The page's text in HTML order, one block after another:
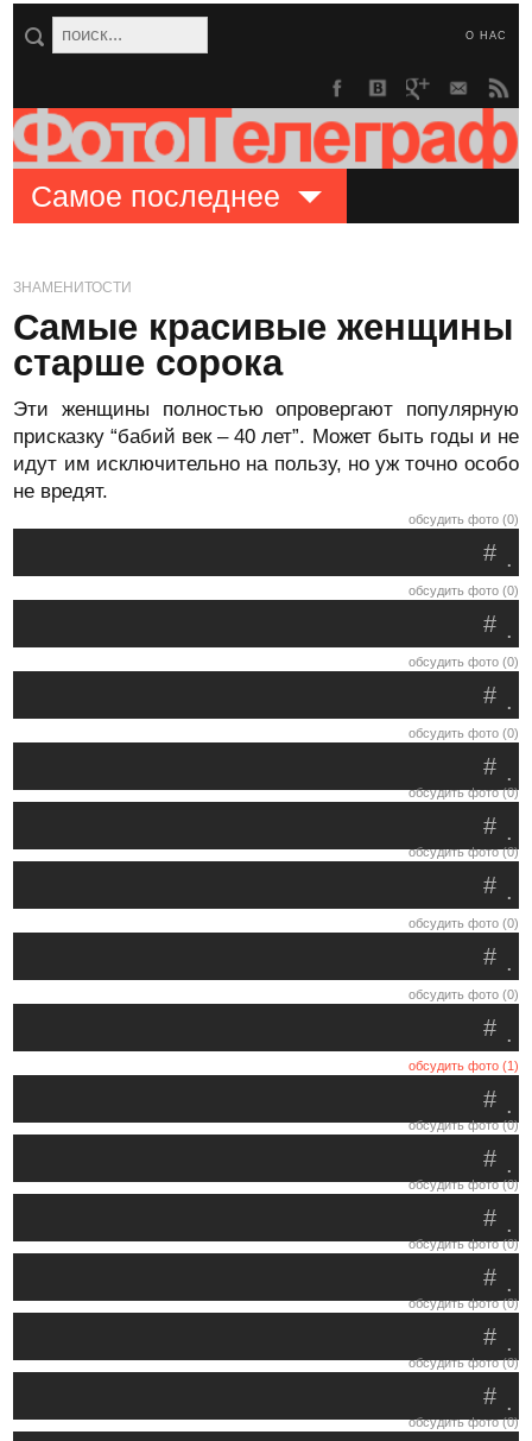
О НАС
Самое последнее
ЗНАМЕНИТОСТИ
Самые красивые женщины
старше сорока
Эти женщины полностью опровергают популярную
присказку “бабий век – 40 лет”. Может быть годы и не
идут им исключительно на пользу, но уж точно особо
не вредят.
обсудить фото (0)
.
#
обсудить фото (0)
.
#
обсудить фото (0)
.
#
обсудить фото (0)
.
#
обсудить фото (0)
.
#
обсудить фото (0)
.
#
обсудить фото (0)
.
#
обсудить фото (0)
.
#
обсудить фото (1)
.
#
обсудить фото (0)
.
#
обсудить фото (0)
.
#
обсудить фото (0)
.
#
обсудить фото (0)
.
#
обсудить фото (0)
.
#
обсудить фото (0)